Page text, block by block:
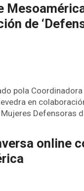
de
pola Coordinadora
en
Defensoras
online